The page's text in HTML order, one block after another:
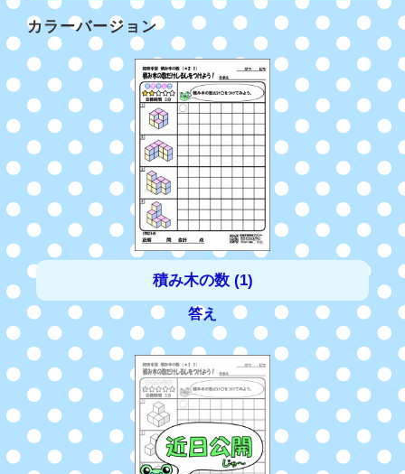
カラーバージョン
積み木の数 (1)
答え